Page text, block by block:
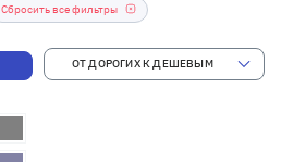
Сбросить все фильтры